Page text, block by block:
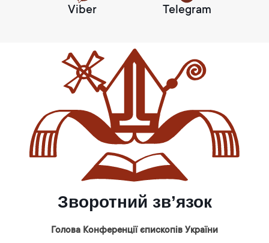
Viber Telegram
Зворотний зв’язок
Голова Конференції єпископів України